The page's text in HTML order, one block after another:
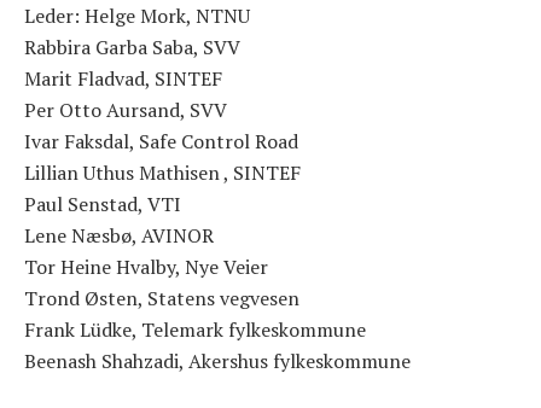
Leder: Helge Mork, NTNU
Rabbira Garba Saba, SVV
Marit Fladvad, SINTEF
Per Otto Aursand, SVV
Ivar Faksdal, Safe Control Road
Lillian Uthus Mathisen , SINTEF
Paul Senstad, VTI
Lene Næsbø, AVINOR
Tor Heine Hvalby, Nye Veier
Trond Østen, Statens vegvesen
Frank Lüdke, Telemark fylkeskommune
Beenash Shahzadi, Akershus fylkeskommune